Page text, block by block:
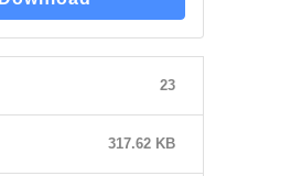
23
317.62 KB